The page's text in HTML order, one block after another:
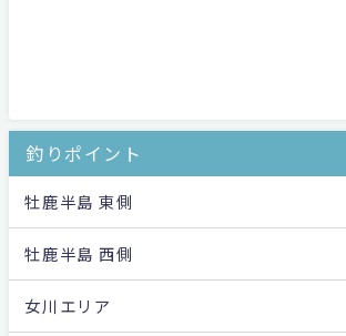
釣りポイント
牡鹿半島 東側
牡鹿半島 西側
女川エリア